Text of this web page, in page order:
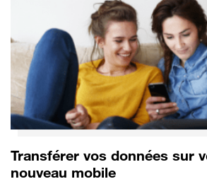
Transférer vos données sur
nouveau mobile